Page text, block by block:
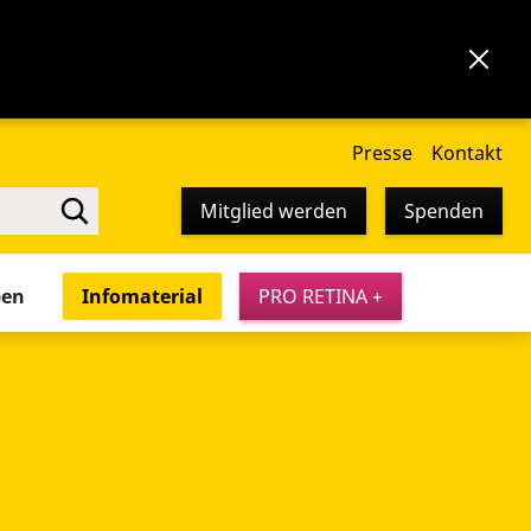
Presse Kontakt
Mitglied werden Spenden
Infomaterial PRO RETINA +